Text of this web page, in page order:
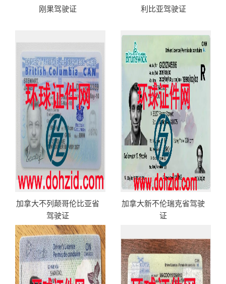
刚果驾驶证 利比亚驾驶证
加拿大不列颠哥伦比亚省
驾驶证
加拿大新不伦瑞克省驾驶
证